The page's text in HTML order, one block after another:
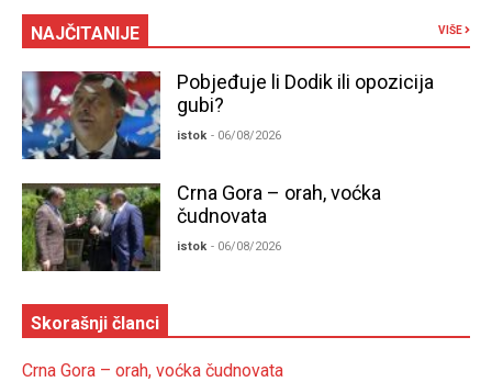
NAJČITANIJE VIŠE
Pobjeđuje li Dodik ili opozicija
gubi?
istok - 06/08/2026
Crna Gora – orah, voćka
čudnovata
istok - 06/08/2026
Skorašnji članci
Crna Gora – orah, voćka čudnovata